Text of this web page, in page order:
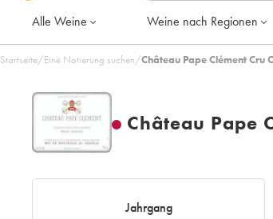
Alle Weine Weine nach Regionen
Startseite/Eine Notierung suchen/Château Pape Clément Cru
Château Pape
Jahrgang